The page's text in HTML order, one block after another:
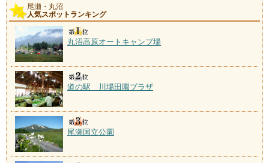
尾瀬・丸沼
人気スポットランキング
丸沼高原オートキャンプ場
道の駅 川場田園プラザ
尾瀬国立公園